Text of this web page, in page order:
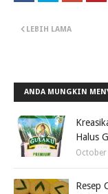
LEBIH LAMA
ANDA MUNGKIN
Halus
Resep